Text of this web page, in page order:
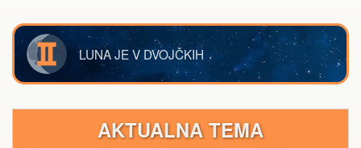
LUNA JE V DVOJČKIH
AKTUALNA TEMA